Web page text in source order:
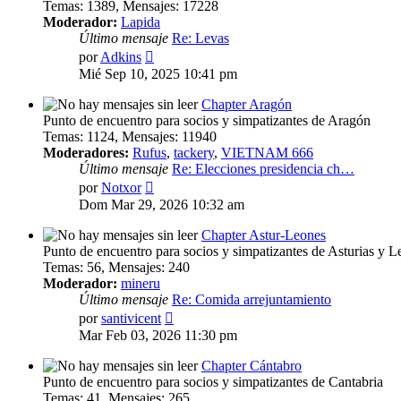
Temas: 1389, Mensajes: 17228
Moderador: Lapida
Último mensaje Re: Levas
porAdkins
último
Mié Sep 10, 2025 10:41 pm
Chapter Aragón
Punto de encuentro para socios y simpatizantes de Aragón
Temas: 1124, Mensajes: 11940
Moderadores: Rufus, tackery, VIETNAM 666
Último mensaje Re: Elecciones presidencia ch…
porNotxor
último
mensaje
Dom Mar 29, 2026 10:32 am
Chapter Astur-Leones
Punto de encuentro para socios y simpatizantes de Asturias y
Temas: 56, Mensajes: 240
Moderador: mineru
Último mensaje Re: Comida arrejuntamiento
porsantivicent
último
Mar Feb 03, 2026 11:30 pm
Chapter Cántabro
Punto de encuentro para socios y simpatizantes de Cantabria
Temas: 41 Mensajes: 265